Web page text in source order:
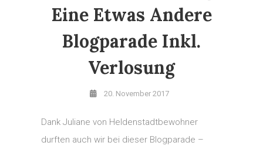
Eine Etwas Andere
Blogparade Inkl.
Verlosung
20. November 2017
Dank Juliane von Heldenstadtbewohner
durften auch wir bei dieser Blogparade –